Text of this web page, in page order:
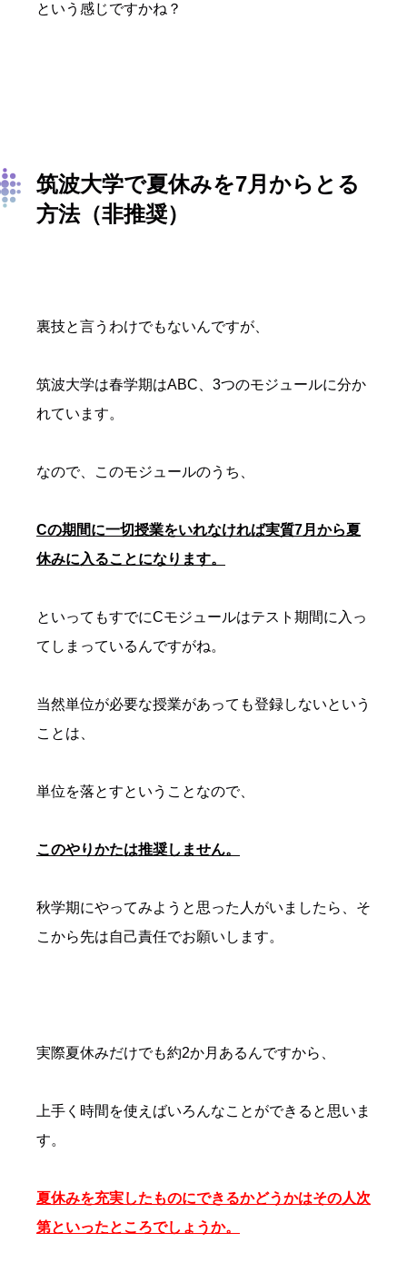
という感じですかね？
筑波大学で夏休みを7月からとる
方法（非推奨）
裏技と言うわけでもないんですが、
筑波大学は春学期はABC、3つのモジュールに分か
れています。
なので、このモジュールのうち、
Cの期間に一切授業をいれなければ実質7月から夏
休みに入ることになります。
といってもすでにCモジュールはテスト期間に入っ
てしまっているんですがね。
当然単位が必要な授業があっても登録しないという
ことは、
単位を落とすということなので、
このやりかたは推奨しません。
秋学期にやってみようと思った人がいましたら、そ
こから先は自己責任でお願いします。
実際夏休みだけでも約2か月あるんですから、
上手く時間を使えばいろんなことができると思いま
す。
夏休みを充実したものにできるかどうかはその人次
第といったところでしょうか。